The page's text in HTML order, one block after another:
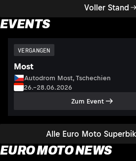
Voller Stand
EVENTS
Alle Euro Moto
VERGANGEN
Most
Autodrom Most, Tschechien
26.–28.06.2026
Zum Event
EURO MOTO NEWS